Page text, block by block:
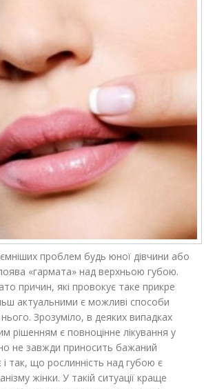
проблем будь юної дівчини або
поява «гармата» над верхньою губою.
причин, які провокує таке прикре
актуальними є можливі способи
Зрозуміло, в деяких випадках
рішенням є повноцінне лікування у
не завжди приносить бажаний
і так, що рослинність над губою є
жінки. У такій ситуації краще